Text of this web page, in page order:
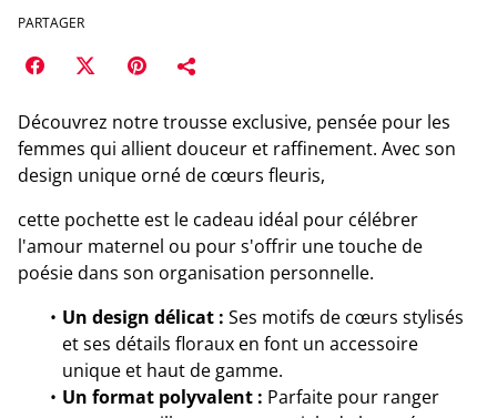
PARTAGER
Découvrez notre trousse exclusive, pensée pour les
femmes qui allient douceur et raffinement. Avec son
design unique orné de cœurs fleuris,
cette pochette est le cadeau idéal pour célébrer
l'amour maternel ou pour s'offrir une touche de
poésie dans son organisation personnelle.
Un design délicat : Ses motifs de cœurs stylisés
et ses détails floraux en font un accessoire
unique et haut de gamme.
Un format polyvalent : Parfaite pour ranger